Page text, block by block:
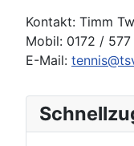
Kontakt: Timm
Mobil: 0172 /
E-Mail: